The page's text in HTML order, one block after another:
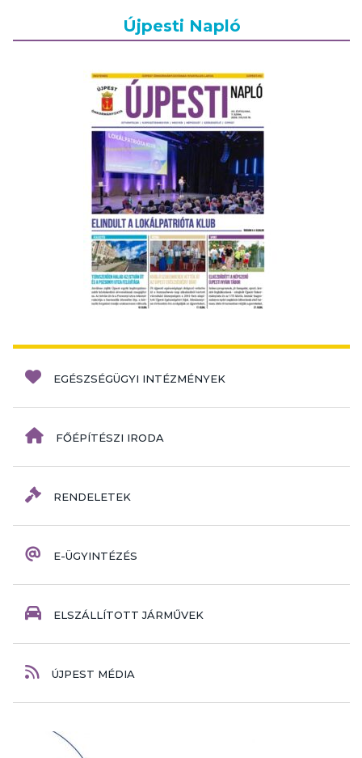
Újpesti Napló
EGÉSZSÉGÜGYI INTÉZMÉNYEK
FŐÉPÍTÉSZI IRODA
RENDELETEK
E-ÜGYINTÉZÉS
ELSZÁLLÍTOTT JÁRMŰVEK
ÚJPEST MÉDIA